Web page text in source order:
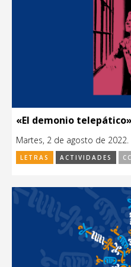
«El demonio
Martes, 2 de agosto de 2022.
LETRAS ACTIVIDADES